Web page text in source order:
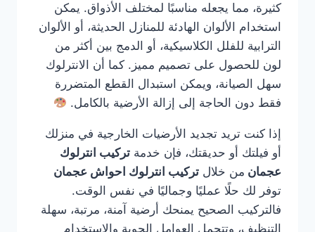
كثيرة، مما يجعله مناسبًا لمختلف الأذواق. يمكن
استخدام الألوان الهادئة للمنازل الحديثة، أو الألوان
الترابية للفلل الكلاسيكية، أو الدمج بين أكثر من
لون للحصول على تصميم مميز. كما أن الانترلوك
سهل الصيانة، ويمكن استبدال القطع المتضررة
فقط دون الحاجة إلى إزالة الأرضية بالكامل.
إذا كنت تريد تجديد الأرضيات الخارجية في منزلك
أو فيلتك أو حديقتك، فإن خدمة تركيب انترلوك
عجمان من خلال تركيب انترلوك احواش عجمان
توفر لك حلًا عمليًا وجماليًا في نفس الوقت.
فالتركيب الصحيح يمنحك أرضية آمنة، مرتبة، سهلة
التنظيف، وتتحمل العوامل الجوية والاستخدام